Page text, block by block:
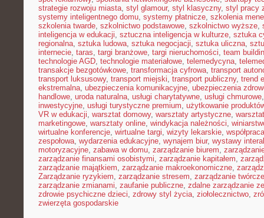
strategie rozwoju miasta, styl glamour, styl klasyczny, styl pracy
systemy inteligentnego domu, systemy płatnicze, szkolenia
szkolenia twarde, szkolnictwo podstawowe, szkolnictwo wyższe,
inteligencja w edukacji, sztuczna inteligencja w kulturze, sztuka
regionalna, sztuka ludowa, sztuka negocjacji, sztuka uliczna,
internecie, taras, targi branżowe, targi nieruchomości, team
technologie AGD, technologie materiałowe, telemedycyna,
transakcje bezgotówkowe, transformacja cyfrowa, transport
transport luksusowy, transport miejski, transport publiczny, trend
ekstremalna, ubezpieczenia komunikacyjne, ubezpieczenia
handlowe, uroda naturalna, usługi charytatywne, usługi chmurowe
inwestycyjne, usługi turystyczne premium, użytkowanie
VR w edukacji, warsztat domowy, warsztaty artystyczne,
marketingowe, warsztaty online, windykacja należności,
wirtualne konferencje, wirtualne targi, wizyty lekarskie,
zespołowa, wydarzenia edukacyjne, wynajem biur, wystawy
motoryzacyjne, zabawa w domu, zarządzanie biurem,
zarządzanie finansami osobistymi, zarządzanie kapitałem,
zarządzanie majątkiem, zarządzanie makroekonomiczne,
Zarządzanie ryzykiem, zarządzanie stresem, zarządzanie twórcze
zarządzanie zmianami, zaufanie publiczne, zdalne zarządzanie
zdrowie psychiczne dzieci, zdrowy styl życia, ziołolecznictwo,
zwierzęta gospodarskie